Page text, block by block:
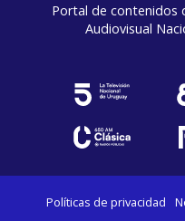
Portal de contenidos
Audiovisual
Políticas de privacidad